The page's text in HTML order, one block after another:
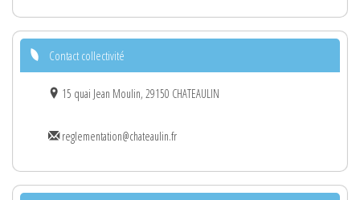
Contact collectivité
15 quai Jean Moulin, 29150 CHATEAULIN
reglementation@chateaulin.fr